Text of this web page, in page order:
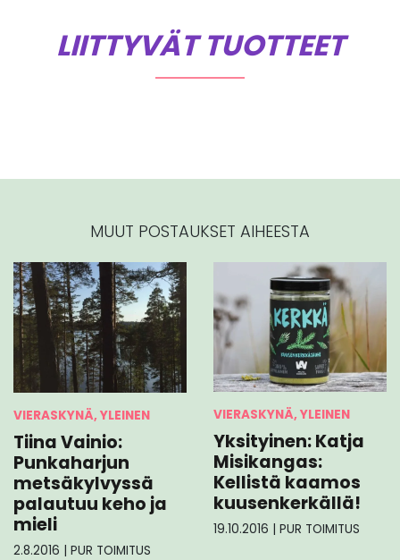
LIITTYVÄT TUOTTEET
MUUT POSTAUKSET AIHEESTA
VIERASKYNÄ, YLEINEN
Tiina Vainio:
Punkaharjun
metsäkylvyssä
palautuu keho ja
mieli
2.8.2016 | PUR TOIMITUS
VIERASKYNÄ, YLEINEN
Yksityinen: Katja
Misikangas:
Kellistä kaamos
kuusenkerkällä!
19.10.2016 PUR TOIMITUS